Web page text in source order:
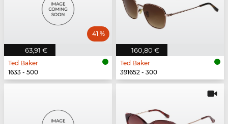
63,91 €
41 %
Ted Baker
1633 - 500
160,80 €
Ted Baker
391652 - 300